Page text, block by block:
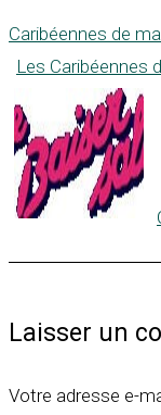
Caribéennes de
Les Caribéennes
Laisser un
Votre adresse e-